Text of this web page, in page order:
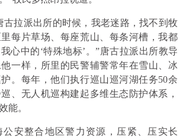
古拉派出所的时候，我老迷路，找不到牧
每片草场、每座荒山、每条河槽，我都
心中的‘特殊地标’。”唐古拉派出所教导
一样，所里的民警辅警常年在雪山、冰
。每年，他们执行巡山巡河湖任务50余
、无人机巡构建起多维生态防护体系，
能。
公安整合地区警力资源，压紧、压实长